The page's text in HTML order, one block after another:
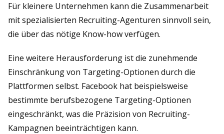
Für kleinere Unternehmen kann die Zusammenarbeit
mit spezialisierten Recruiting-Agenturen sinnvoll sein,
die über das nötige Know-how verfügen.
Eine weitere Herausforderung ist die zunehmende
Einschränkung von Targeting-Optionen durch die
Plattformen selbst. Facebook hat beispielsweise
bestimmte berufsbezogene Targeting-Optionen
eingeschränkt, was die Präzision von Recruiting-
Kampagnen beeinträchtigen kann.